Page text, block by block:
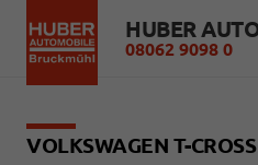
08062 9098 0
VOLKSWAGEN T-CROSS